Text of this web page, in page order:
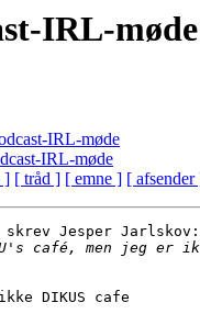
IRL-møde
IRL-møde
IRL-møde
] [ tråd ] [ emne ] [ afsender
Jesper Jarlskov:
DIKUS cafe